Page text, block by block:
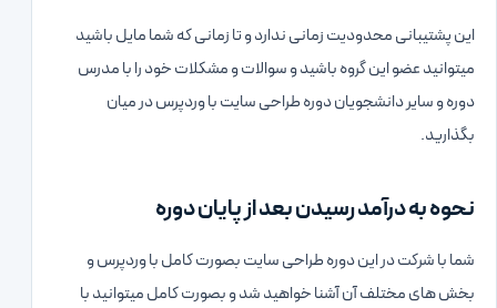
این پشتیبانی محدودیت زمانی ندارد و تا زمانی که شما مایل باشید
میتوانید عضو این گروه باشید و سوالات و مشکلات خود را با مدرس
دوره و سایر دانشجویان دوره طراحی سایت با وردپرس در میان
بگذارید.
نحوه به درآمد رسیدن بعد از پایان دوره
شما با شرکت در این دوره طراحی سایت بصورت کامل با وردپرس و
بخش های مختلف آن آشنا خواهید شد و بصورت کامل میتوانید با